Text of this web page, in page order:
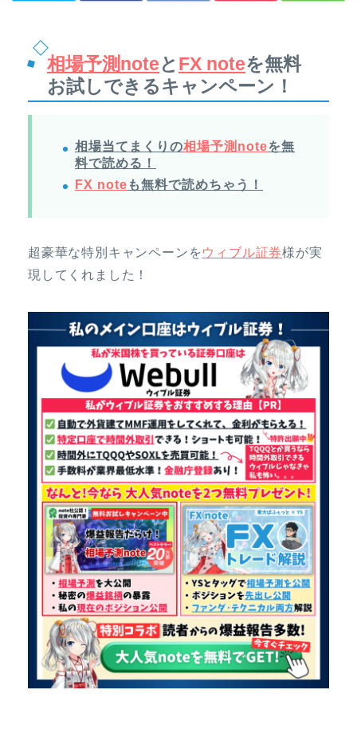
相場予測noteとFX noteを無料
お試しできるキャンペーン！
相場当てまくりの相場予測noteを無
料で読める！
FX note も無料で読めちゃう！
超豪華な特別キャンペーンを ウィブル証券様が実
現してくれました！